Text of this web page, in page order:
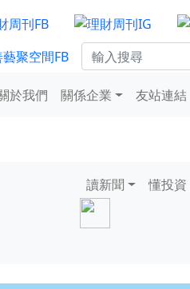
於我們 關係企業 友站連結
讀新聞 懂投資